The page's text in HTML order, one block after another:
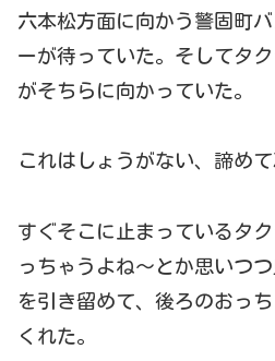
六本松方面に向かう警固町
ーが待っていた。そしてタ
がそちらに向かっていた。
これはしょうがない、諦め
すぐそこに止まっているタ
っちゃうよね～とか思いつ
を引き留めて、後ろのおっ
くれた。